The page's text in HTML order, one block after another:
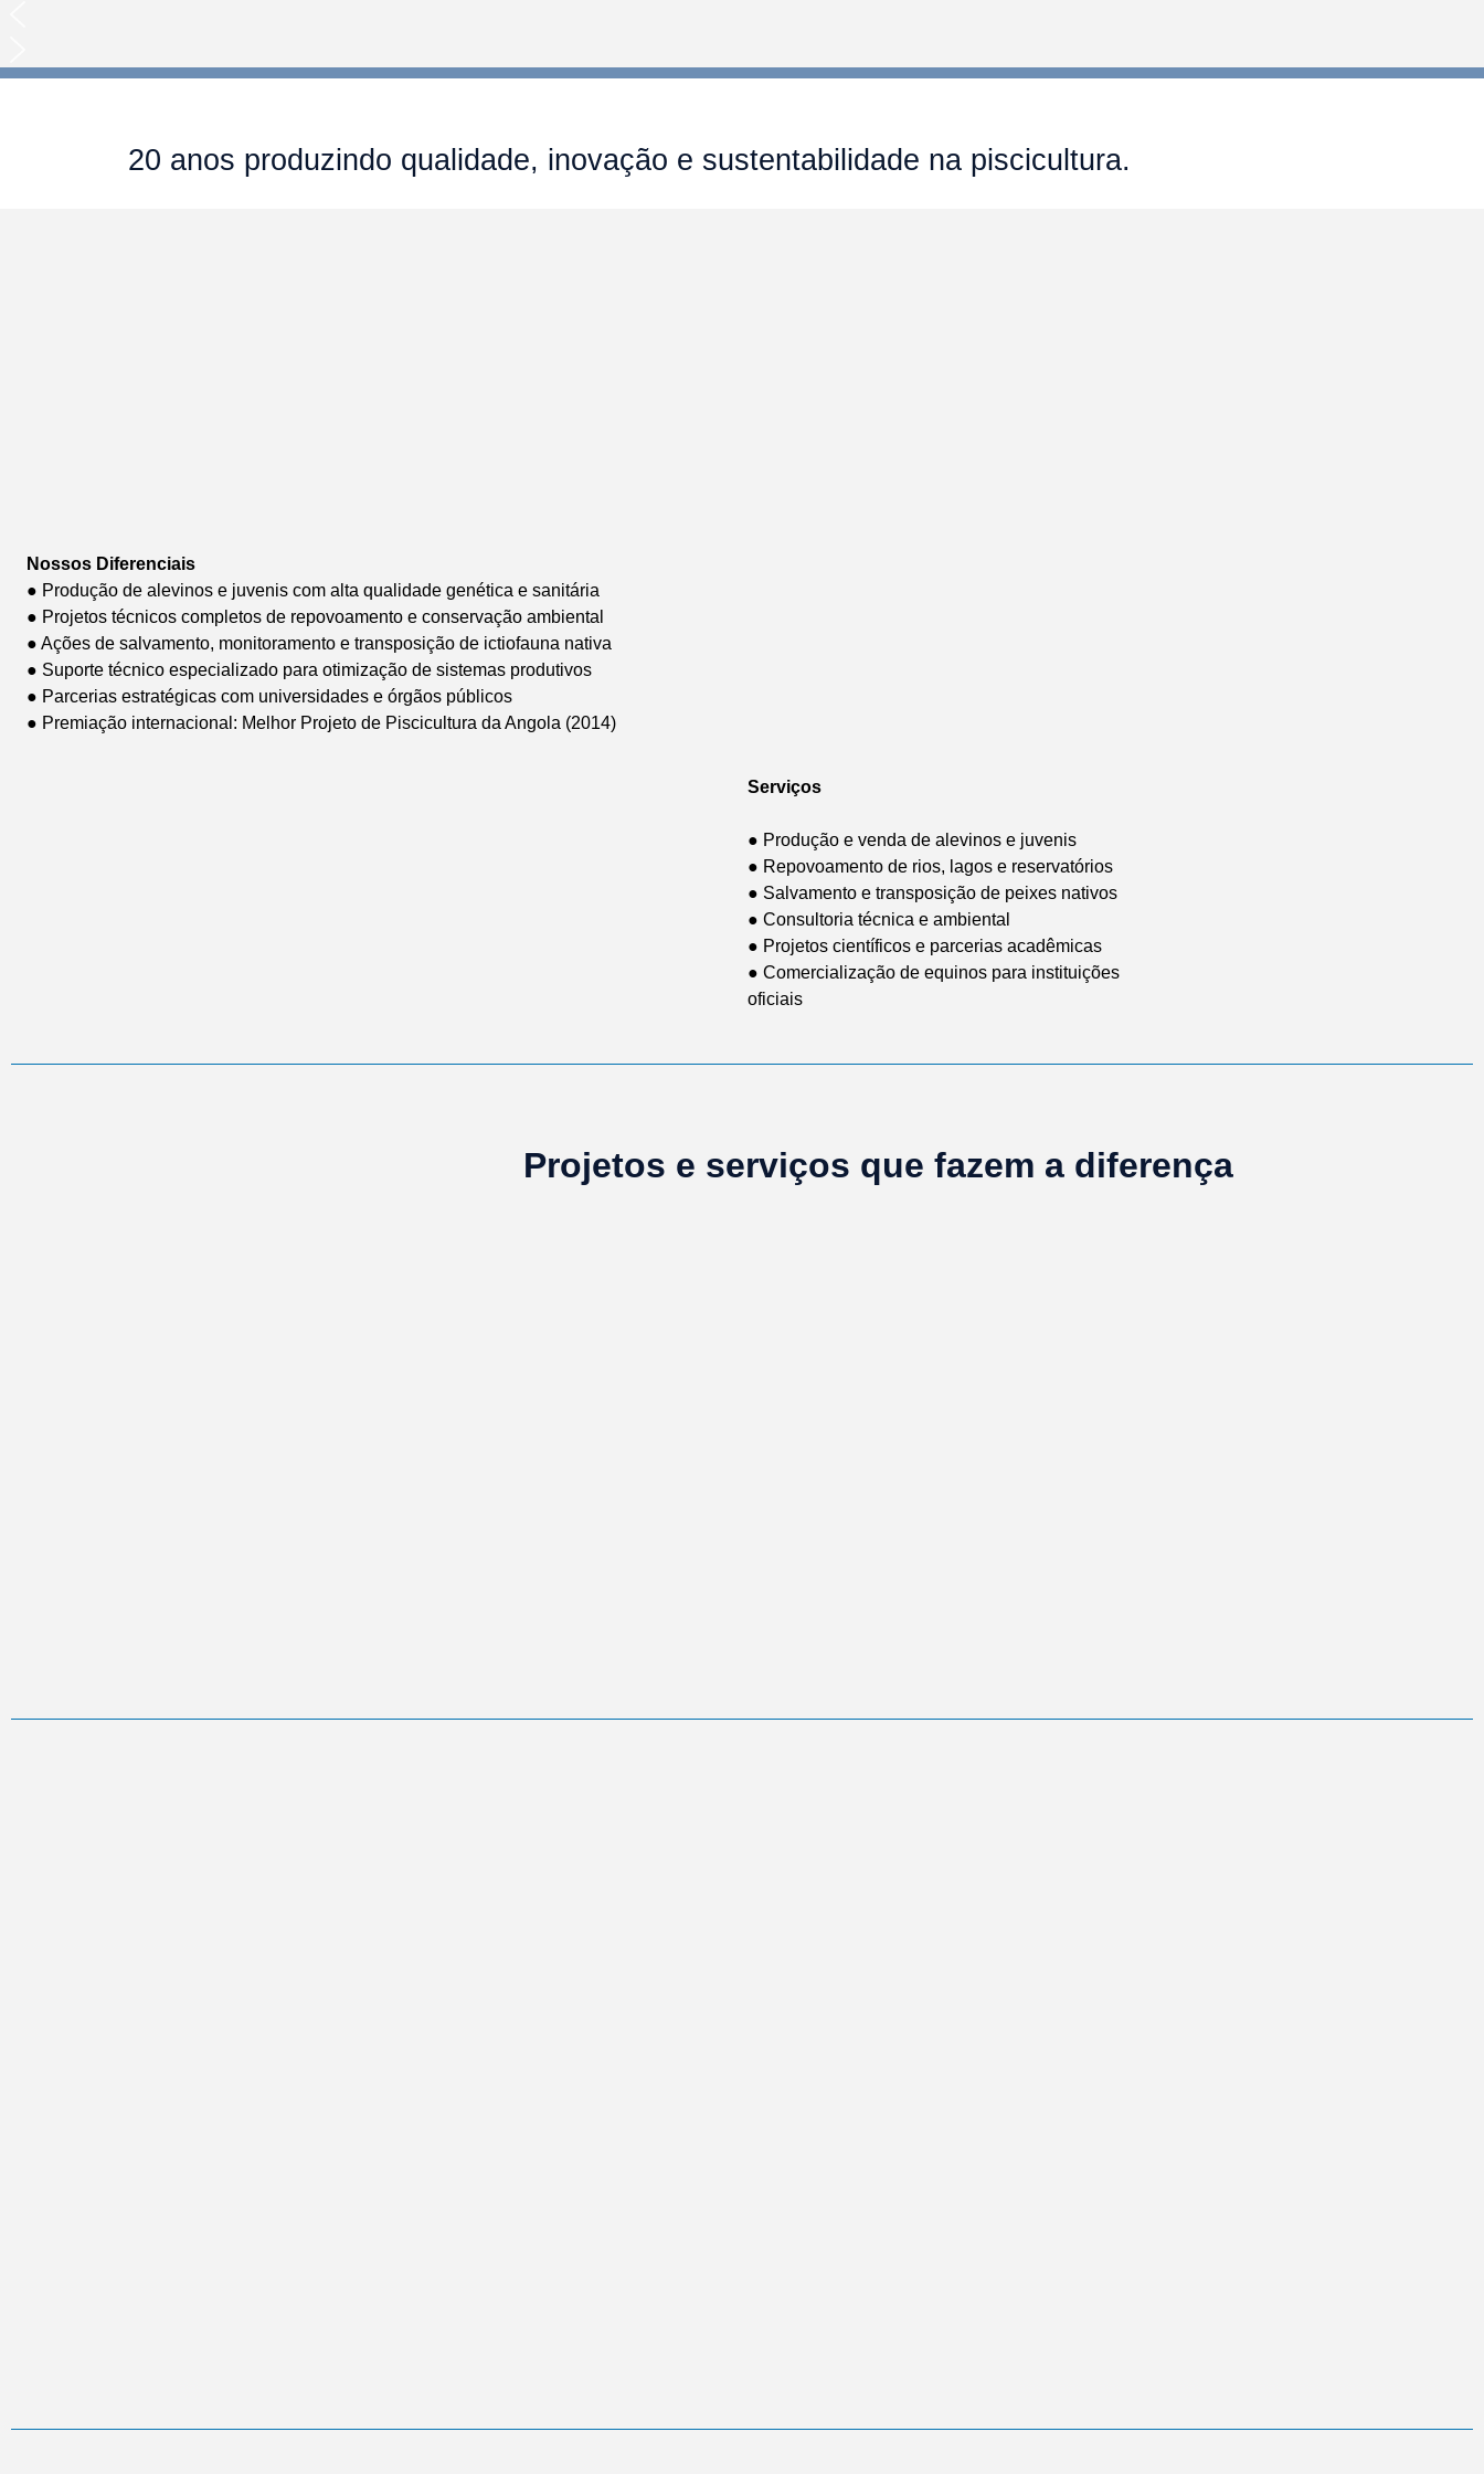
20 anos produzindo qualidade, inovação e sustentabilidade na piscicultura.
Nossos Diferenciais
● Produção de alevinos e juvenis com alta qualidade genética e sanitária
● Projetos técnicos completos de repovoamento e conservação ambiental
● Ações de salvamento, monitoramento e transposição de ictiofauna nativa
● Suporte técnico especializado para otimização de sistemas produtivos
● Parcerias estratégicas com universidades e órgãos públicos
● Premiação internacional: Melhor Projeto de Piscicultura da Angola (2014)
Serviços
● Produção e venda de alevinos e juvenis
● Repovoamento de rios, lagos e reservatórios
● Salvamento e transposição de peixes nativos
● Consultoria técnica e ambiental
● Projetos científicos e parcerias acadêmicas
● Comercialização de equinos para instituições
oficiais
Projetos e serviços que fazem a diferença